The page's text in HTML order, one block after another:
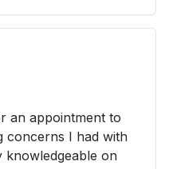
an appointment to
concerns I had with
knowledgeable on